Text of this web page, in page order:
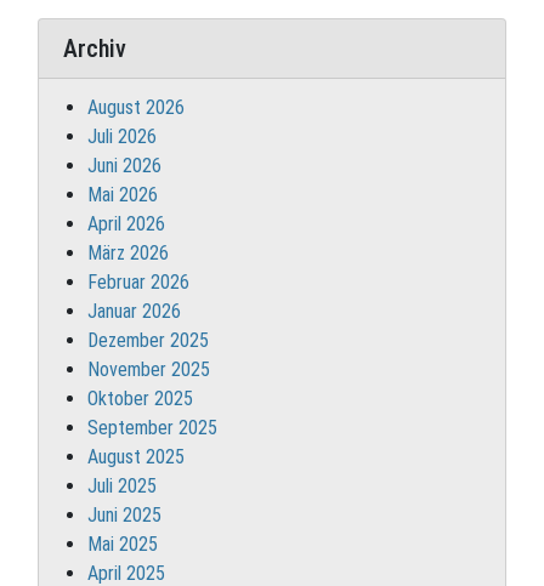
Archiv
August 2026
Juli 2026
Juni 2026
Mai 2026
April 2026
März 2026
Februar 2026
Januar 2026
Dezember 2025
November 2025
Oktober 2025
September 2025
August 2025
Juli 2025
Juni 2025
Mai 2025
April 2025